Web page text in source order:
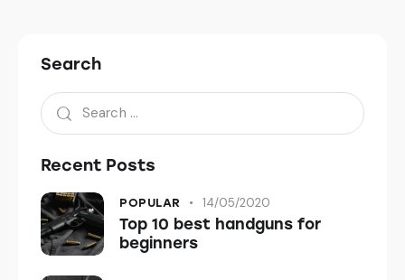
Search
Recent Posts
POPULAR 14/05/2020
Top 10 best handguns for
beginners